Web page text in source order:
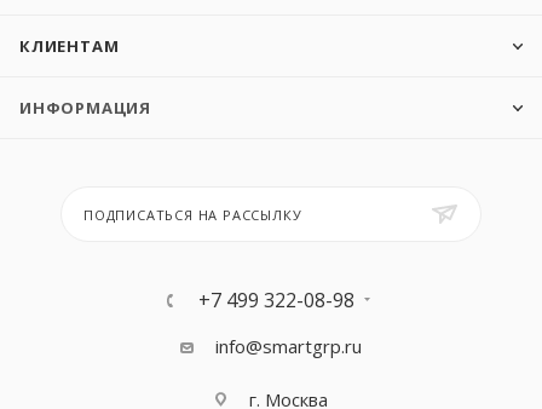
КЛИЕНТАМ
ИНФОРМАЦИЯ
ПОДПИСАТЬСЯ НА РАССЫЛКУ
+7 499 322-08-98
info@smartgrp.ru
г. Москва